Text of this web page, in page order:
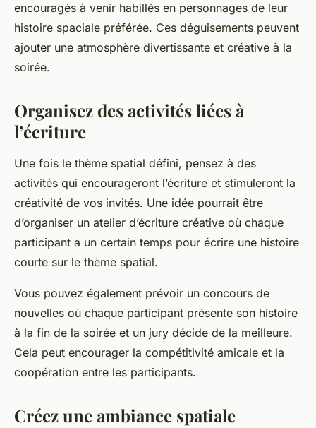
encouragés à venir habillés en personnages de leur
histoire spaciale préférée. Ces déguisements peuvent
ajouter une atmosphère divertissante et créative à la
soirée.
Organisez des activités liées à
l’écriture
Une fois le thème spatial défini, pensez à des
activités qui encourageront l’écriture et stimuleront la
créativité de vos invités. Une idée pourrait être
d’organiser un atelier d’écriture créative où chaque
participant a un certain temps pour écrire une histoire
courte sur le thème spatial.
Vous pouvez également prévoir un concours de
nouvelles où chaque participant présente son histoire
à la fin de la soirée et un jury décide de la meilleure.
Cela peut encourager la compétitivité amicale et la
coopération entre les participants.
Créez une ambiance spatiale